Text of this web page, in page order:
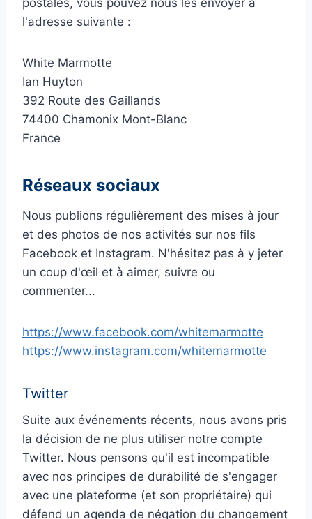
postales, vous pouvez nous les envoyer à
l'adresse suivante :
White Marmotte
Ian Huyton
392 Route des Gaillands
74400 Chamonix Mont-Blanc
France
Réseaux sociaux
Nous publions régulièrement des mises à jour
et des photos de nos activités sur nos fils
Facebook et Instagram. N'hésitez pas à y jeter
un coup d'œil et à aimer, suivre ou
commenter...
https://www.facebook.com/whitemarmotte
https://www.instagram.com/whitemarmotte
Twitter
Suite aux événements récents, nous avons pris
la décision de ne plus utiliser notre compte
Twitter. Nous pensons qu'il est incompatible
avec nos principes de durabilité de s'engager
avec une plateforme (et son propriétaire) qui
défend un agenda de négation du changement